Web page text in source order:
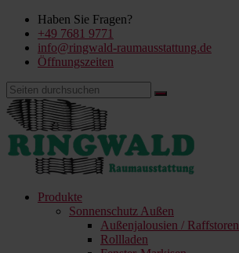
Haben Sie Fragen?
+49 7681 9771
info@ringwald-raumausstattung.de
Öffnungszeiten
Produkte
Sonnenschutz Außen
Außenjalousien / Raffstoren
Rollladen